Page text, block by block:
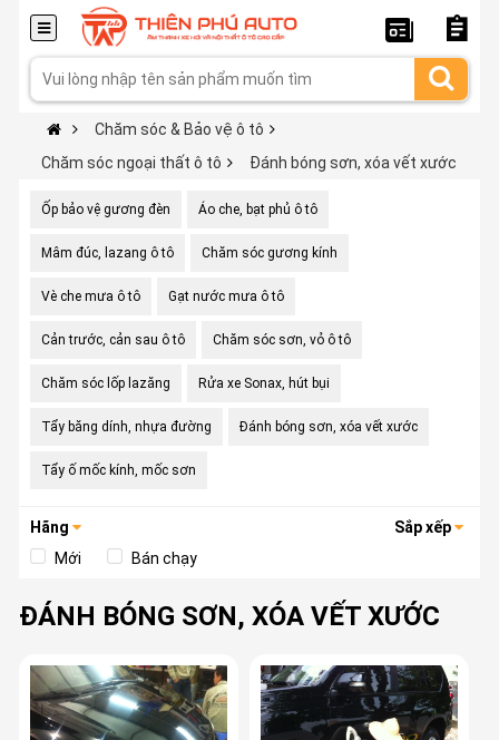
Chăm sóc & Bảo vệ ô tô
Chăm sóc ngoại thất ô tô
Đánh bóng sơn, xóa vết xước
Ốp bảo vệ gương đèn Áo che, bạt phủ ô tô
Mâm đúc, lazang ô tô Chăm sóc gương kính
Vè che mưa ô tô Gạt nước mưa ô tô
Cản trước, cản sau ô tô Chăm sóc sơn, vỏ ô tô
Chăm sóc lốp lazăng Rửa xe Sonax, hút bụi
Tẩy băng dính, nhựa đường Đánh bóng sơn, xóa vết xước
Tẩy ố mốc kính, mốc sơn
Hãng
Sắp xếp
Mới
Bán chạy
ĐÁNH BÓNG SƠN, XÓA VẾT XƯỚC